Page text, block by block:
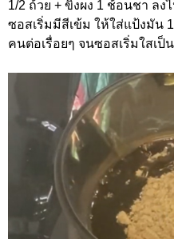
1/2 ถ้วย + ขิงผง 1 ช้อนชา ล
ซอสเริ่มมีสีเข้ม ให้ใส่แป้งมัน
คนต่อเรื่อยๆ จนซอสเริ่มใสเป็